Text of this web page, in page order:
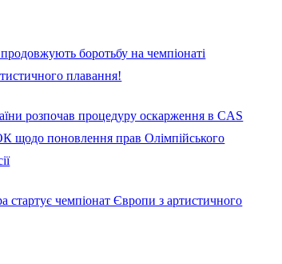
боротьбу на чемпіонаті
плавання!
розпочав процедуру оскарження в CAS
щодо поновлення прав Олімпійського
стартує чемпіонат Європи з артистичного